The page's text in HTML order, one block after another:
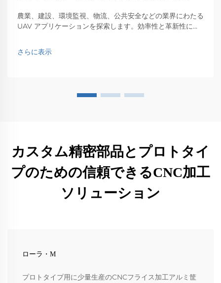
農業、建設、環境監視、物流、公共安全などの業界にわたる
UAV アプリケーションを探索します。効率性と革新性に与
さらに表示
カスタム精密部品とプロトタイ
プのための信頼できるCNC加工
ソリューション
ローラ・M
プロトタイプ用に少量生産のCNCフライス加工アルミ筐